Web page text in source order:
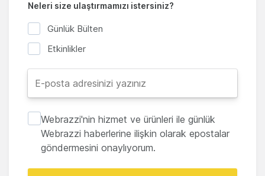
Neleri size ulaştırmamızı istersiniz?
Günlük Bülten
Etkinlikler
Webrazzi'nin hizmet ve ürünleri ile günlük
Webrazzi haberlerine ilişkin olarak epostalar
göndermesini onaylıyorum.